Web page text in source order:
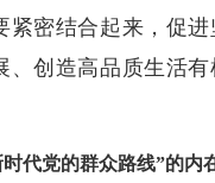
紧密结合起来，促进
、创造高品质生活
代党的群众路线”的内